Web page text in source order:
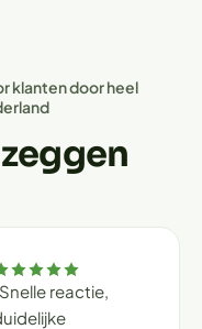
klanten door heel
reactie,